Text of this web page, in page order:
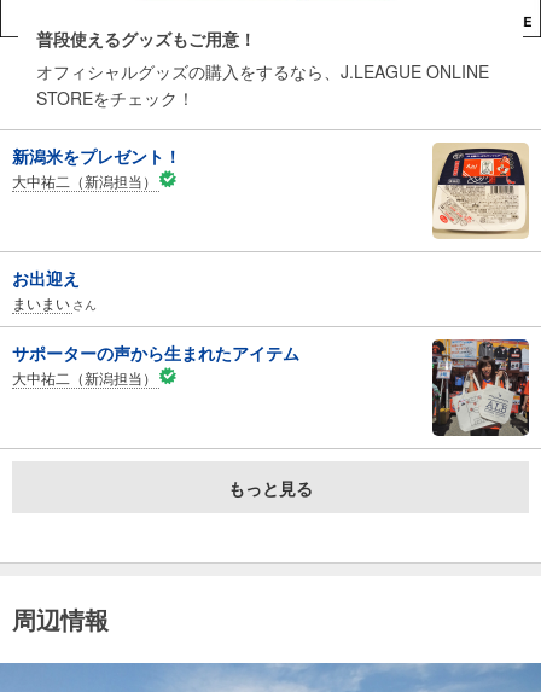
普段使えるグッズもご用意！
オフィシャルグッズの購入をするなら、J.LEAGUE ONLINE
STOREをチェック！
新潟米をプレゼント！
大中祐二（新潟担当）
お出迎え
まいまい さん
サポーターの声から生まれたアイテム
大中祐二（新潟担当）
もっと見る
周辺情報